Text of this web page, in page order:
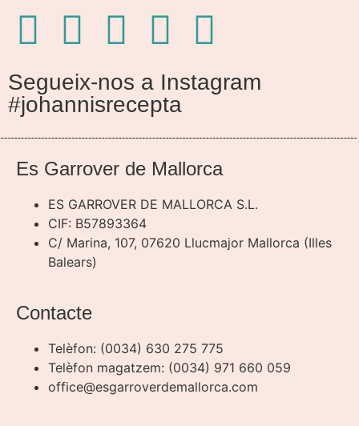
Segueix-nos a Instagram
#johannisrecepta
Es Garrover de Mallorca
ES GARROVER DE MALLORCA S.L.
CIF: B57893364
C/ Marina, 107, 07620 Llucmajor Mallorca (Illes
Balears)
Contacte
Telèfon: (0034) 630 275 775
Telèfon magatzem: (0034) 971 660 059
office@esgarroverdemallorca.com